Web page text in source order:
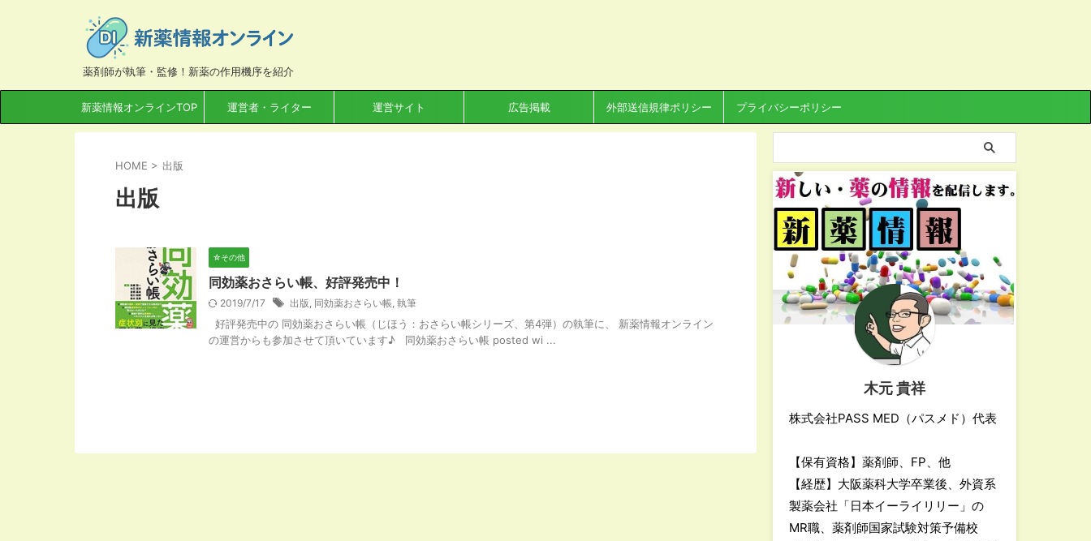
薬剤師が執筆・監修！新薬の作用機序を紹介
新薬情報オンラインTOP 運営者・ライター 運営サイト 広告掲載 外部送信規律ポリシー プライバシーポリシー
HOME > 出版
出版
☆その他
同効薬おさらい帳、好評発売中！
2019/7/17 出版 同効薬おさらい帳 執筆
好評発売中の 同効薬おさらい帳（じほう：おさらい帳シリーズ、第4弾）の執筆に、 新薬情報オンライン
の運営からも参加させて頂いています♪ 同効薬おさらい帳 posted wi ...
木元 貴祥
株式会社PASS MED（パスメド）代表
【保有資格】薬剤師、FP、他
【経歴】大阪薬科大学卒業後、外資系
製薬会社「日本イーライリリー」の
MR職、薬剤師国家試験対策予備校